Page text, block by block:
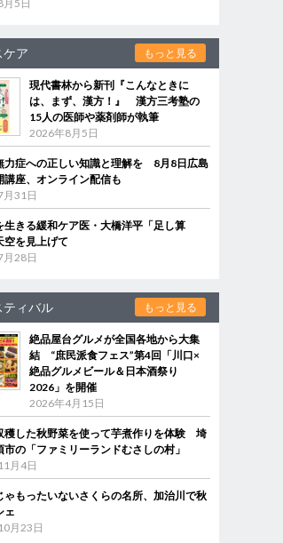
5日
ケア もっと見る
現代書林から新刊『こんなときに
は、まず、漢方！』 漢方三考塾の
15人の医師や薬剤師が執筆
2026年8月5日
力症への正しい知識と理解を 8月8日広島
講座、オンライン配信も
31日
生きる緩和ケア医・大橋洋平「足し算
空を見上げて
28日
ティバル もっと見る
絶品屋台グルメが全国各地から大集
結 “庶民派食フェス”第4回「川口×
絶品グルメビール＆日本酒祭り
2026」を開催
2026年4月15日
穫した秋野菜を使って芋煮作りを体験 埼
市の「ファミリーランドむさしの村」
月4日
ゃもったいないさくらの名所、加治川で秋
ェ
月23日